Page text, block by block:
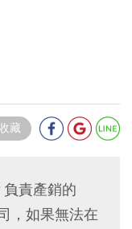
藏
責產銷的
，如果無法在